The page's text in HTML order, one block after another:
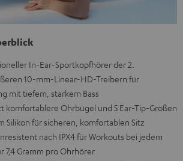
In-Ear-Sportkopfhörer der 2.
10-mm-Linear-HD-Treibern für
mit tiefem, starkem Bass
komfortablere Ohrbügel und 5 Ear-Tip-Größen
Silikon für sicheren, komfortablen Sitz
nach IPX4 für Workouts bei jedem
7,4 Gramm pro Ohrhörer